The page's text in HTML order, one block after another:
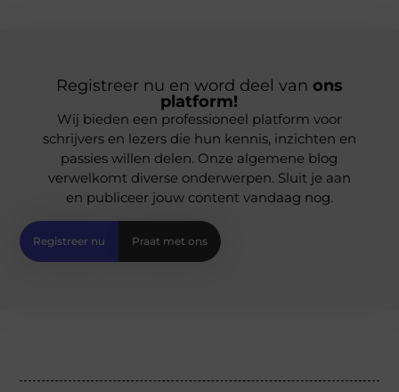
Registreer nu en word deel van ons
platform!
Wij bieden een professioneel platform voor
schrijvers en lezers die hun kennis, inzichten en
passies willen delen. Onze algemene blog
verwelkomt diverse onderwerpen. Sluit je aan
en publiceer jouw content vandaag nog.
Registreer nu Praat met ons